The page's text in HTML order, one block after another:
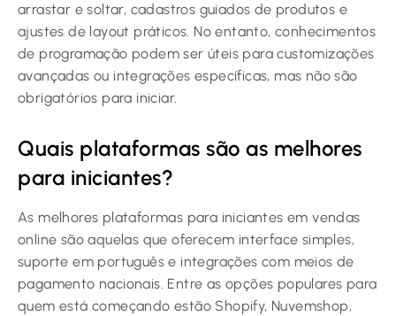
arrastar e soltar, cadastros guiados de produtos e
ajustes de layout práticos. No entanto, conhecimentos
de programação podem ser úteis para customizações
avançadas ou integrações específicas, mas não são
obrigatórios para iniciar.
Quais plataformas são as melhores
para iniciantes?
As melhores plataformas para iniciantes em vendas
online são aquelas que oferecem interface simples,
suporte em português e integrações com meios de
pagamento nacionais. Entre as opções populares para
quem está começando estão Shopify, Nuvemshop,